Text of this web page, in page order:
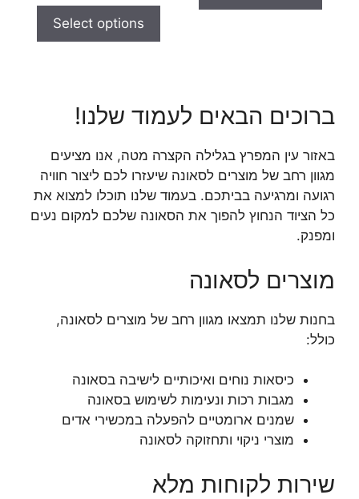
5
o
5
Select options
ברוכים הבאים לעמוד שלנו!
באזור עין המפרץ בגלילה הקצרה מטה, אנו מציעים
מגוון רחב של מוצרים לסאונה שיעזרו לכם ליצור חוויה
רגועה ומרגיעה בביתכם. בעמוד שלנו תוכלו למצוא את
כל הציוד הנחוץ להפוך את הסאונה שלכם למקום נעים
ומפנק.
מוצרים לסאונה
בחנות שלנו תמצאו מגוון רחב של מוצרים לסאונה,
כולל:
כיסאות נוחים ואיכותיים לישיבה בסאונה
מגבות רכות ונעימות לשימוש בסאונה
שמנים ארומטיים להפעלה במכשירי אדים
מוצרי ניקוי ותחזוקה לסאונה
שירות לקוחות מלא